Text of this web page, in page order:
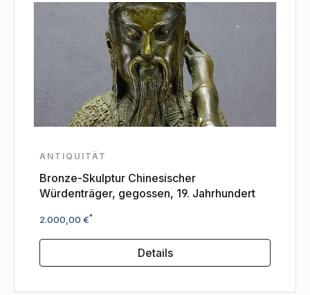
ANTIQUITÄT
Bronze-Skulptur Chinesischer
Würdenträger, gegossen, 19. Jahrhundert
Regulärer Preis:
2.000,00 €*
Details